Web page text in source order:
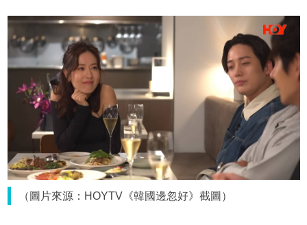
（圖片來源：HOYTV《韓國邊忽好》截圖）